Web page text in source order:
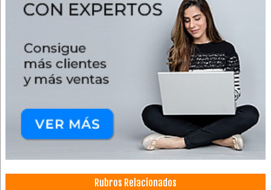
Rubros Relacionados